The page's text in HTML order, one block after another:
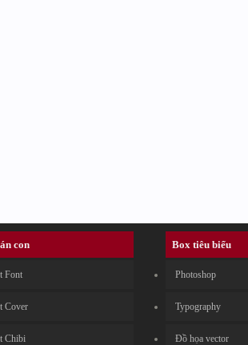
con
Font
Cover
Chibi
Box tiêu biểu
Photoshop
Typography
Đồ họa vector